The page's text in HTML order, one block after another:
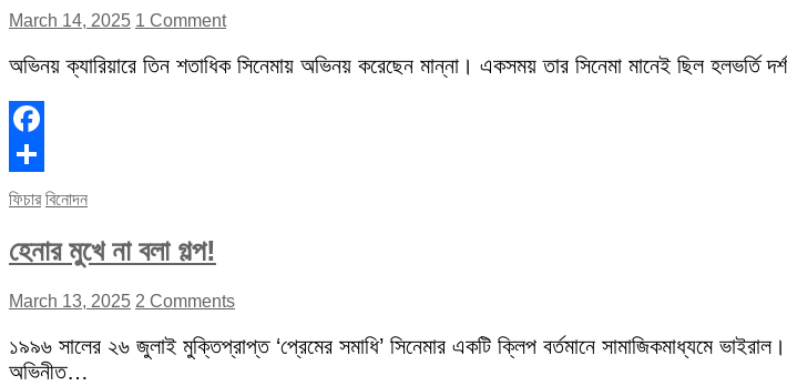
March 14, 2025 1 Comment
অভিনয় ক্যারিয়ারে তিন শতাধিক সিনেমায় অভিনয় করেছেন মান্না। একসময় তার সিনেমা মানেই ছিল
Facebook
Share
ফিচার বিনোদন
হেনার মুখে না বলা গল্প!
March 13, 2025 2 Comments
১৯৯৬ সালের ২৬ জুলাই মুক্তিপ্রাপ্ত ‘প্রেমের সমাধি’ সিনেমার একটি ক্লিপ বর্তমানে সামাজিকমাধ্যমে
অভিনীত…